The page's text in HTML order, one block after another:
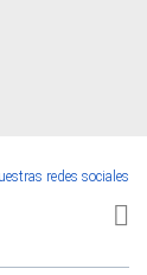
redes sociales